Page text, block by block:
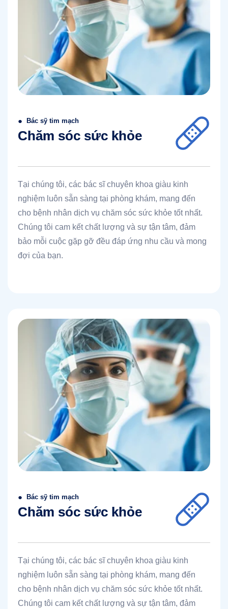
● Bác sỹ tim mạch
Chăm sóc sức khỏe
Tại chúng tôi, các bác sĩ chuyên khoa giàu kinh
nghiệm luôn sẵn sàng tại phòng khám, mang đến
cho bệnh nhân dịch vụ chăm sóc sức khỏe tốt nhất.
Chúng tôi cam kết chất lượng và sự tận tâm, đảm
bảo mỗi cuộc gặp gỡ đều đáp ứng nhu cầu và mong
đợi của bạn.
● Bác sỹ tim mạch
Chăm sóc sức khỏe
Tại chúng tôi, các bác sĩ chuyên khoa giàu kinh
nghiệm luôn sẵn sàng tại phòng khám, mang đến
cho bệnh nhân dịch vụ chăm sóc sức khỏe tốt nhất.
Chúng tôi cam kết chất lượng và sự tận tâm, đảm